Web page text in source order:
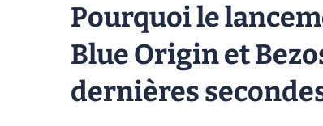
Pourquoi le
Blue Origin et
dernières